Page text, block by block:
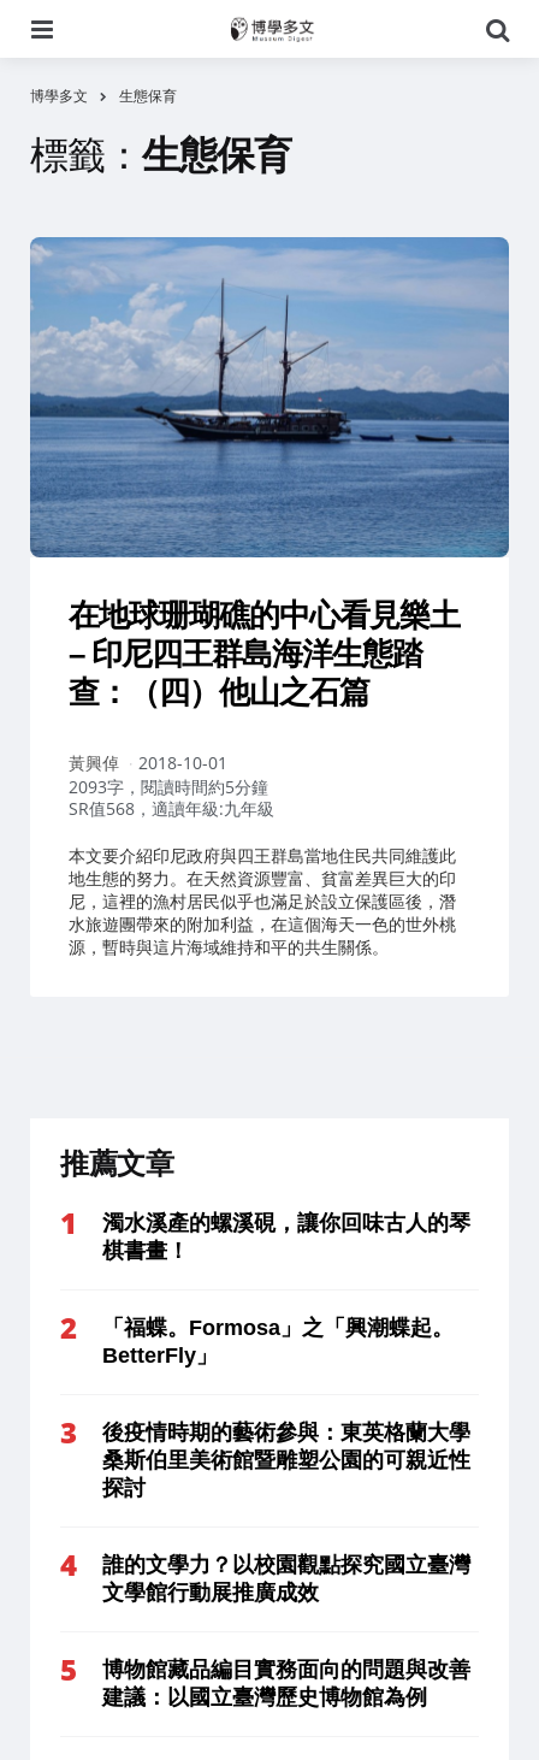
尋
博學多文 生態保育
標籤：生態保育
在地球珊瑚礁的中心看見樂土
– 印尼四王群島海洋生態踏
查：（四）他山之石篇
作
者：
黃興倬
2018-10-01
2093字，閱讀時間約5分鐘
SR值568，適讀年級:九年級
本文要介紹印尼政府與四王群島當地住民共同維護此
地生態的努力。在天然資源豐富、貧富差異巨大的印
尼，這裡的漁村居民似乎也滿足於設立保護區後，潛
水旅遊團帶來的附加利益，在這個海天一色的世外桃
源，暫時與這片海域維持和平的共生關係。
推薦文章
濁水溪產的螺溪硯，讓你回味古人的琴
棋書畫！
「福蝶。Formosa」之「興潮蝶起。
BetterFly」
後疫情時期的藝術參與：東英格蘭大學
桑斯伯里美術館暨雕塑公園的可親近性
探討
誰的文學力？以校園觀點探究國立臺灣
文學館行動展推廣成效
博物館藏品編目實務面向的問題與改善
建議：以國立臺灣歷史博物館為例